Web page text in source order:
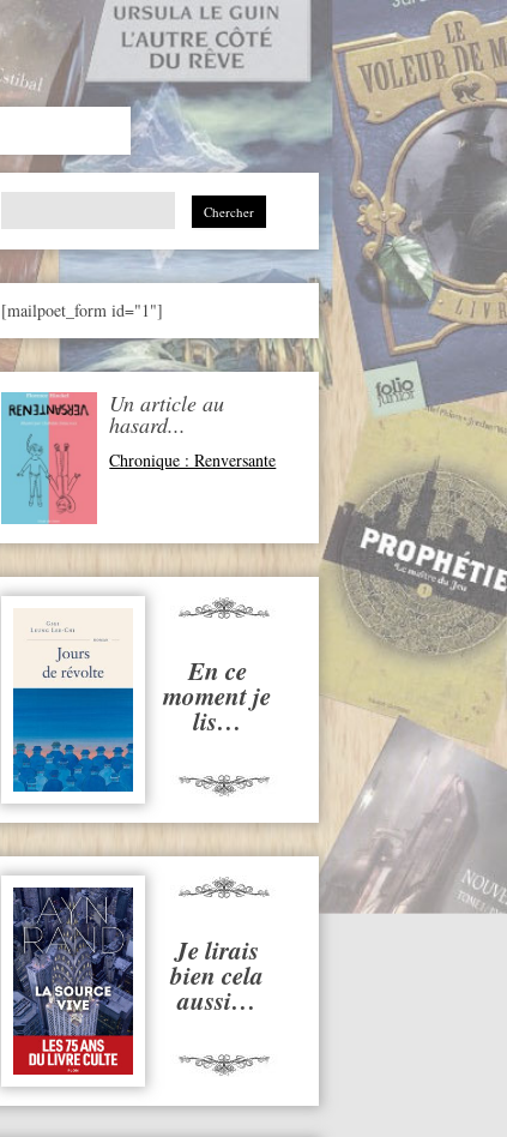
Search
[mailpoet_form id="1"]
Un article au
hasard...
Chronique : Renversante
En ce
moment je
lis…
Je lirais
bien cela
aussi…